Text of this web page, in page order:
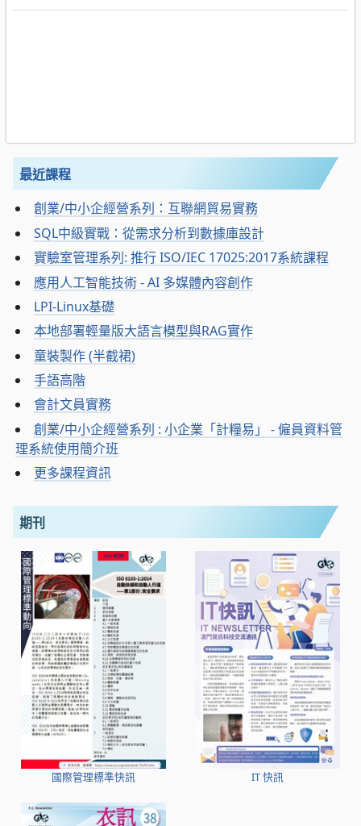
最近課程
創業/中小企經營系列：互聯網貿易實務
SQL中級實戰：從需求分析到數據庫設計
實驗室管理系列: 推行 ISO/IEC 17025:2017系統課程
應用人工智能技術 - AI 多媒體內容創作
LPI-Linux基礎
本地部署輕量版大語言模型與RAG實作
童裝製作 (半截裙)
手語高階
會計文員實務
創業/中小企經營系列 : 小企業「計糧易」 - 僱員資料管
理系統使用簡介班
更多課程資訊
期刊
國際管理標準快訊 IT 快訊